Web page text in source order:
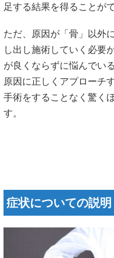
足する結果を得ることが
ただ、原因が「骨」以外
し出し施術していく必要
が良くならずに悩んでい
原因に正しくアプローチ
手術をすることなく驚く
す。
症状についての説